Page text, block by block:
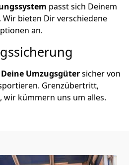
passt sich Deinem
bieten Dir verschiedene
an.
Deine Umzugsgütersicher von
Grenzübertritt,
wir kümmern uns um alles.